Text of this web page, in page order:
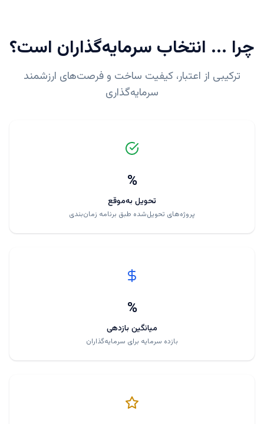
چرا ... انتخاب سرمایه‌گذاران است؟
ترکیبی از اعتبار، کیفیت ساخت و فرصت‌های ارزشمند
سرمایه‌گذاری
%
تحویل به‌موقع
پروژه‌های تحویل‌شده طبق برنامه زمان‌بندی
%
میانگین بازدهی
بازده سرمایه برای سرمایه‌گذاران